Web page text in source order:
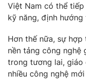
Phó Tổng Biên tập:
Nguyễn Trọng Ninh
Ðiện thoại Thời báo
Email:
toasoan@vtv.vn
Liên hệ quảng cáo:
Việt Nam có thể
kỹ năng, định
Hơn thế nữa, sự
nền tảng công nghệ
trong tương lai, giáo
nhiều công nghệ